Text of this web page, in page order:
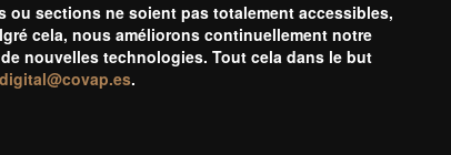
ou sections ne soient pas totalement accessibles,
cela, nous améliorons continuellement notre
nouvelles technologies. Tout cela dans le but
digital@covap.es.